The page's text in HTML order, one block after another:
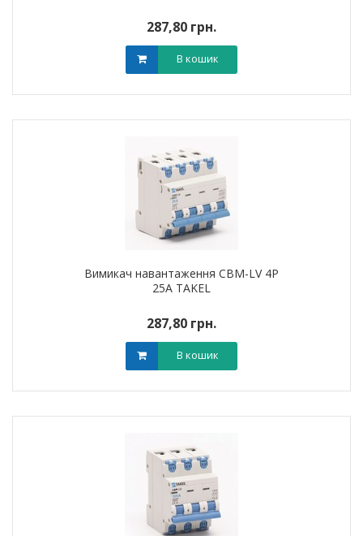
287,80 грн.
В кошик
Вимикач навантаження CBM-LV 4P
25A TAKEL
287,80 грн.
В кошик